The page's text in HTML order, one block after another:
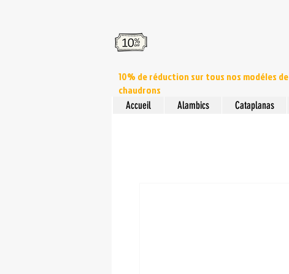
10% de réduction sur tous nos modéles de
chaudrons
Accueil Alambics Cataplanas